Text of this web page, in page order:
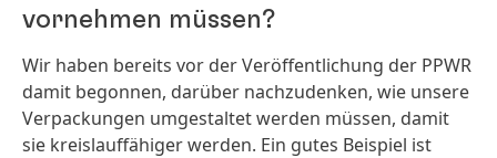
vornehmen müssen?
Wir haben bereits vor der Veröffentlichung der PPWR
damit begonnen, darüber nachzudenken, wie unsere
Verpackungen umgestaltet werden müssen, damit
sie kreislauffähiger werden. Ein gutes Beispiel ist